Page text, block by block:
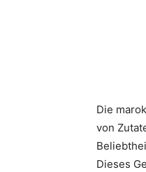
Die
von
Dieses